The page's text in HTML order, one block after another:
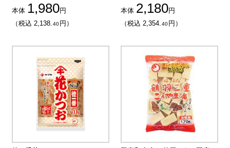
本体 1,980円
（税込 2,138.40 円）
本体 2,180円
（税込 2,354.40 円）